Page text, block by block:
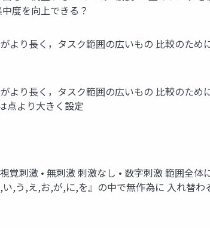
度を向上できる？
り長く，タスク範囲の広いもの 比較のため
り長く，タスク範囲の広いもの 比較のため
点より大きく設定
刺激 • 無刺激 刺激なし • 数字刺激 範囲全
,う,え,お,が,に,を』の中で無作為に 入れ替わ